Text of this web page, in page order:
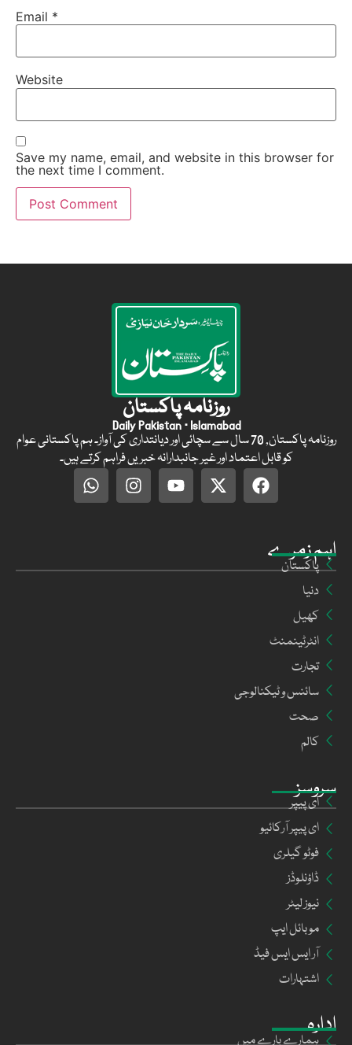
Email *
Website
Save my name, email, and website in this browser for
the next time I comment.
ادارہ
ہمارے بارے میں
سروسز
ای پیپر
ای پیپر آرکائیو
فوٹو گیلری
ڈاؤنلوڈز
نیوز لیٹر
موبائل ایپ
آر ایس ایس فیڈ
اشتہارات
اہم زمرے
پاکستان
دنیا
کھیل
انٹرٹینمنٹ
تجارت
سائنس و ٹیکنالوجی
صحت
کالم
روزنامہ پاکستان
Daily Pakistan · Islamabad
روزنامہ پاکستان, 70 سال سے سچائی اور دیانتداری کی آواز۔ ہم پاکستانی عوام
کو قابل اعتماد اور غیر جانبدارانہ خبریں فراہم کرتے ہیں۔